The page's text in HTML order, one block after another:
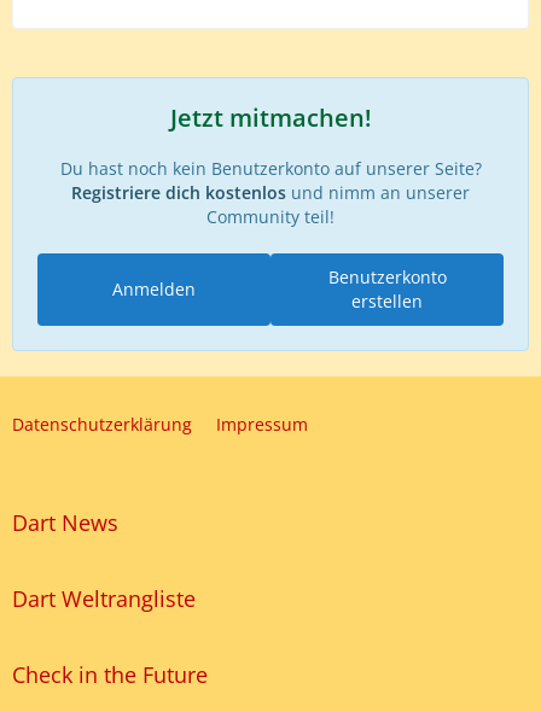
Jetzt mitmachen!
Du hast noch kein Benutzerkonto auf unserer Seite?
Registriere dich kostenlos und nimm an unserer
Community teil!
Benutzerkonto
erstellen
Anmelden
Datenschutzerklärung Impressum
Dart News
Dart Weltrangliste
Check in the Future